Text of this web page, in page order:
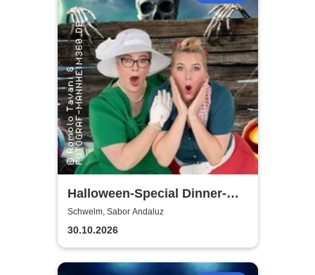
Halloween-Special Dinner-
Show | Ein Herz und eine
Tante
Schwelm, Sabor Andaluz
30.10.2026